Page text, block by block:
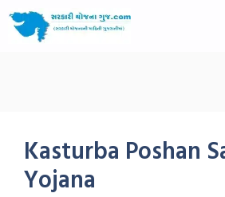
Kasturba Poshan
Yojana